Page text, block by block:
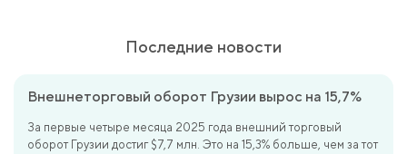
Последние новости
Внешнеторговый оборот Грузии вырос на 15,7%
За первые четыре месяца 2025 года внешний торговый
оборот Грузии достиг $7,7 млн. Это на 15,3% больше, чем за тот